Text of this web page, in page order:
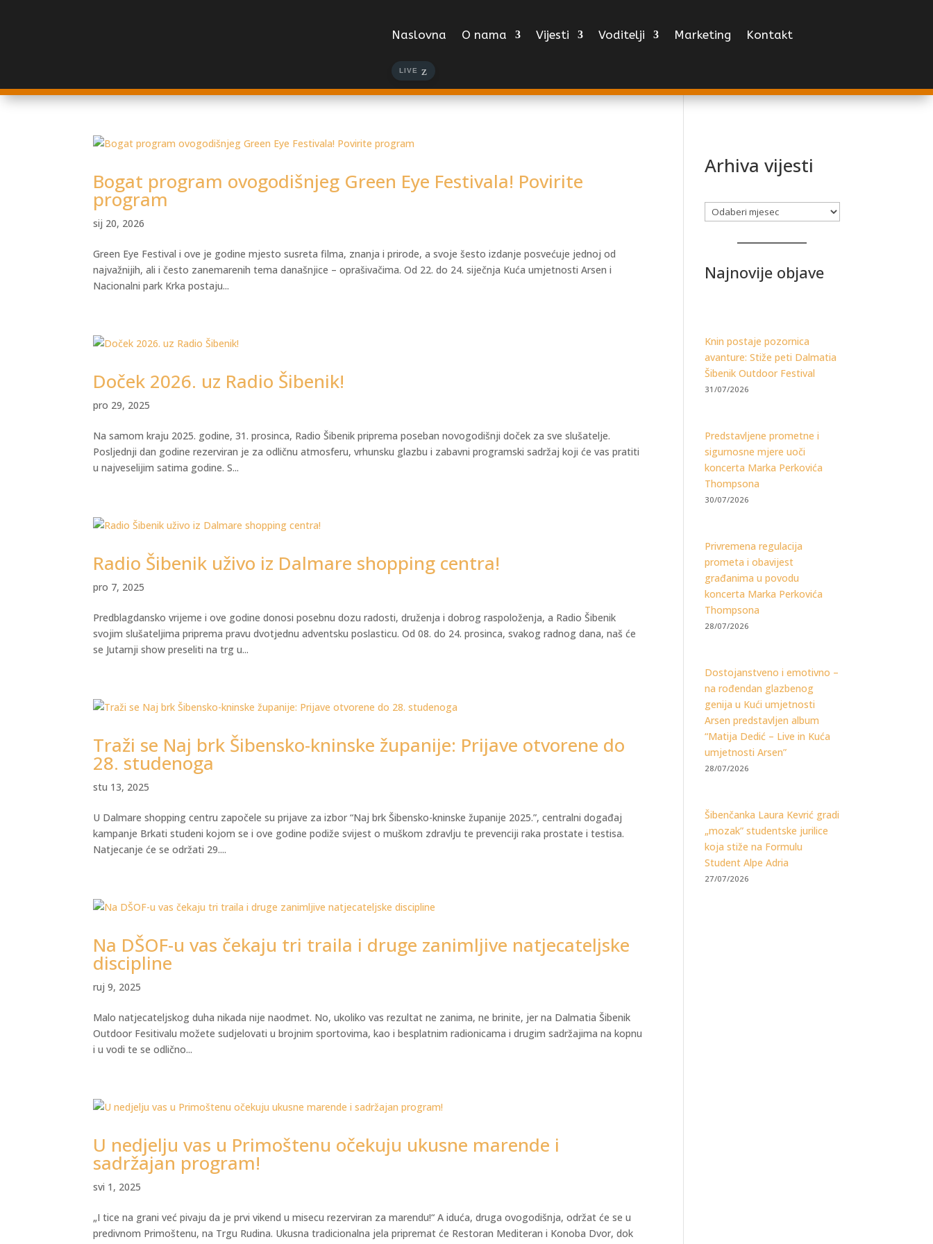
Naslovna O nama Vijesti Voditelji Marketing Kontakt
LIVE
Bogat program ovogodišnjeg Green Eye Festivala! Povirite
program
sij 20, 2026
Green Eye Festival i ove je godine mjesto susreta filma, znanja i prirode, a svoje šesto izdanje posvećuje jednoj od
najvažnijih, ali i često zanemarenih tema današnjice – oprašivačima. Od 22. do 24. siječnja Kuća umjetnosti Arsen i
Nacionalni park Krka postaju...
Doček 2026. uz Radio Šibenik!
pro 29, 2025
Na samom kraju 2025. godine, 31. prosinca, Radio Šibenik priprema poseban novogodišnji doček za sve slušatelje.
Posljednji dan godine rezerviran je za odličnu atmosferu, vrhunsku glazbu i zabavni programski sadržaj koji će vas pratiti
u najveselijim satima godine. S...
Radio Šibenik uživo iz Dalmare shopping centra!
pro 7, 2025
Predblagdansko vrijeme i ove godine donosi posebnu dozu radosti, druženja i dobrog raspoloženja, a Radio Šibenik
svojim slušateljima priprema pravu dvotjednu adventsku poslasticu. Od 08. do 24. prosinca, svakog radnog dana, naš će
se Jutarnji show preseliti na trg u...
Traži se Naj brk Šibensko-kninske županije: Prijave otvorene do
28. studenoga
stu 13, 2025
U Dalmare shopping centru započele su prijave za izbor “Naj brk Šibensko-kninske županije 2025.”, centralni događaj
kampanje Brkati studeni kojom se i ove godine podiže svijest o muškom zdravlju te prevenciji raka prostate i testisa.
Natjecanje će se održati 29....
Na DŠOF-u vas čekaju tri traila i druge zanimljive natjecateljske
discipline
ruj 9, 2025
Malo natjecateljskog duha nikada nije naodmet. No, ukoliko vas rezultat ne zanima, ne brinite, jer na Dalmatia Šibenik
Outdoor Fesitivalu možete sudjelovati u brojnim sportovima, kao i besplatnim radionicama i drugim sadržajima na kopnu
i u vodi te se odlično...
U nedjelju vas u Primoštenu očekuju ukusne marende i
sadržajan program!
svi 1, 2025
„I tice na grani već pivaju da je prvi vikend u misecu rezerviran za marendu!“ A iduća, druga ovogodišnja, održat će se u
predivnom Primoštenu, na Trgu Rudina. Ukusna tradicionalna jela pripremat će Restoran Mediteran i Konoba Dvor, dok
Arhiva vijesti
Arhiva
Najnovije objave
Knin postaje pozornica
avanture: Stiže peti Dalmatia
Šibenik Outdoor Festival
31/07/2026
Predstavljene prometne i
sigurnosne mjere uoči
koncerta Marka Perkovića
Thompsona
30/07/2026
Privremena regulacija
prometa i obavijest
građanima u povodu
koncerta Marka Perkovića
Thompsona
28/07/2026
Dostojanstveno i emotivno –
na rođendan glazbenog
genija u Kući umjetnosti
Arsen predstavljen album
“Matija Dedić – Live in Kuća
umjetnosti Arsen”
28/07/2026
Šibenčanka Laura Kevrić gradi
„mozak” studentske jurilice
koja stiže na Formulu
Student Alpe Adria
27/07/2026